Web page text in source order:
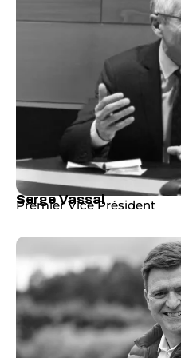
Serge Vassal
Premier Vice Président